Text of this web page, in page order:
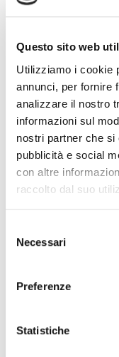
Questo sito web
Utilizziamo i cookie
annunci, per fornire
analizzare il nostro
informazioni sul
nostri partner che si
pubblicità e social
con altre
raccolto dal suo
delNecessari
Preferenze
Statistiche
IN EVIDENZA
Aero-Soul: la
futuro